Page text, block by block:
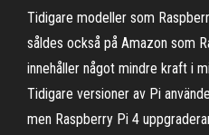
Tidigare modeller som
såldes också på Amazon som
innehåller något mindre kraft i
Tidigare versioner av Pi
men Raspberry Pi 4